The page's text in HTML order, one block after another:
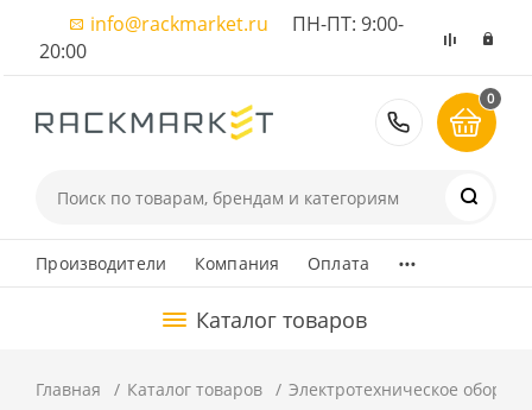
info@rackmarket.ru ПН-ПТ: 9:00-
20:00
8 (495)
0
Производители Компания Оплата ...
Каталог товаров
Главная Каталог товаров Электротехническое